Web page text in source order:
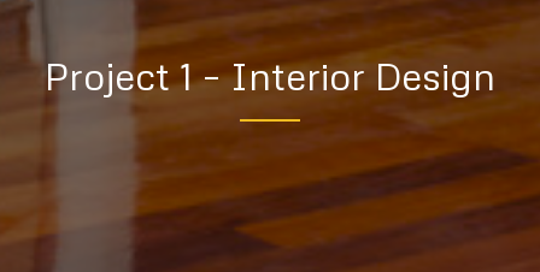
Project 1 – Interior Design